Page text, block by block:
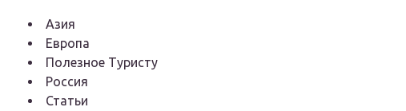
Азия
Европа
Полезное Туристу
Россия
Статьи